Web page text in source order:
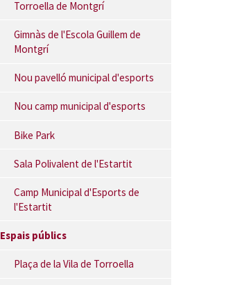
Torroella de Montgrí
Gimnàs de l'Escola Guillem de
Montgrí
Nou pavelló municipal d'esports
Nou camp municipal d'esports
Bike Park
Sala Polivalent de l'Estartit
Camp Municipal d'Esports de
l'Estartit
Espais públics
Plaça de la Vila de Torroella